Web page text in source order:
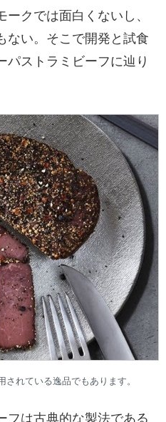
クでは面白くないし、
ない。そこで開発と試食
パストラミビーフに辿り
れている逸品でもあります。
フは古典的な製法である